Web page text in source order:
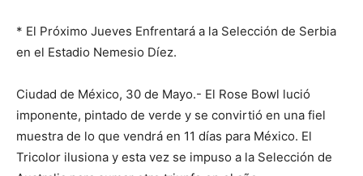
* El Próximo Jueves Enfrentará a la Selección de Serbia
en el Estadio Nemesio Díez.
Ciudad de México, 30 de Mayo.- El Rose Bowl lució
imponente, pintado de verde y se convirtió en una fiel
muestra de lo que vendrá en 11 días para México. El
Tricolor ilusiona y esta vez se impuso a la Selección de